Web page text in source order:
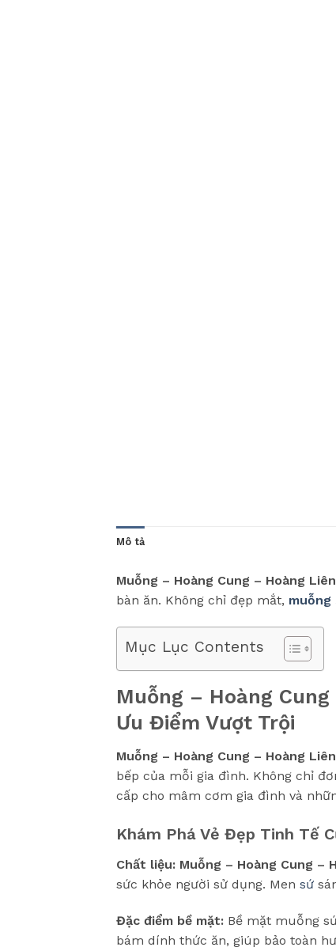
Mô tả
Muỗng – Hoàng Cung – Hoàng Liên
bàn ăn. Không chỉ đẹp mắt, muỗng
Mục Lục Contents
Muỗng – Hoàng
Ưu Điểm Vượt Trội
Muỗng – Hoàng Cung – Hoàng Liên
bếp của mỗi gia đình. Không chỉ
cấp cho mâm cơm gia đình và
Khám Phá Vẻ Đẹp Tinh Tế
Chất liệu: Muỗng – Hoàng Cung –
sức khỏe người sử dụng. Men sứ
Đặc điểm bề mặt: Bề mặt muỗng
bám dính thức ăn, giúp bảo toàn